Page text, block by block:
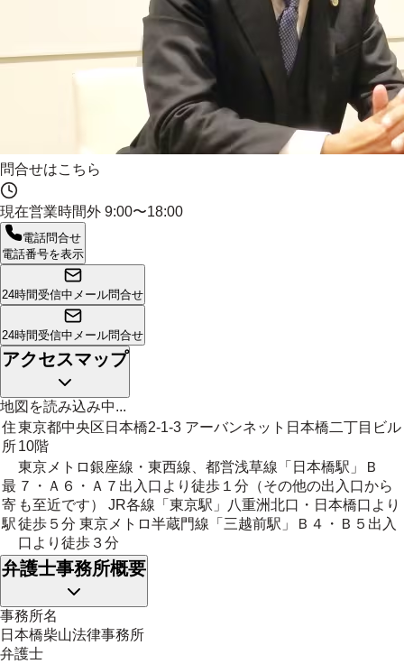
問合せはこちら
現在営業時間外 9:00〜18:00
電話問合せ
電話番号を表示
24時間受信中 メール問合せ
24時間受信中 メール問合せ
アクセスマップ
地図を読み込み中...
住
所
東京都中央区日本橋2-1-3 アーバンネット日本橋二丁目ビル
10階
最
寄
駅
東京メトロ銀座線・東西線、都営浅草線「日本橋駅」Ｂ
７・Ａ６・Ａ７出入口より徒歩１分（その他の出入口から
も至近です） JR各線「東京駅」八重洲北口・日本橋口より
徒歩５分 東京メトロ半蔵門線「三越前駅」Ｂ４・Ｂ５出入
口より徒歩３分
弁護士事務所概要
事務所名
日本橋柴山法律事務所
弁護士